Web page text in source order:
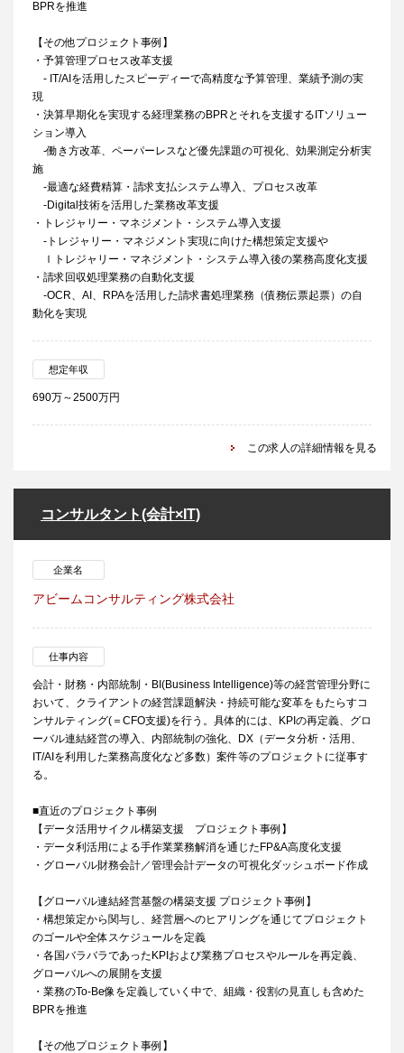
BPRを推進
【その他プロジェクト事例】
・予算管理プロセス改革支援
- IT/AIを活用したスピーディーで高精度な予算管理、業績予測の実
現
・決算早期化を実現する経理業務のBPRとそれを支援するITソリュー
ション導入
-働き方改革、ペーパーレスなど優先課題の可視化、効果測定分析実
施
-最適な経費精算・請求支払システム導入、プロセス改革
-Digital技術を活用した業務改革支援
・トレジャリー・マネジメント・システム導入支援
-トレジャリー・マネジメント実現に向けた構想策定支援や
ｌトレジャリー・マネジメント・システム導入後の業務高度化支援
・請求回収処理業務の自動化支援
-OCR、AI、RPAを活用した請求書処理業務（債務伝票起票）の自
動化を実現
想定年収
690万～2500万円
この求人の詳細情報を見る
コンサルタント(会計×IT)
企業名
アビームコンサルティング株式会社
仕事内容
会計・財務・内部統制・BI(Business Intelligence)等の経営管理分野に
おいて、クライアントの経営課題解決・持続可能な変革をもたらすコ
ンサルティング(＝CFO支援)を行う。具体的には、KPIの再定義、グロ
ーバル連結経営の導入、内部統制の強化、DX（データ分析・活用、
IT/AIを利用した業務高度化など多数）案件等のプロジェクトに従事す
る。
■直近のプロジェクト事例
【データ活用サイクル構築支援 プロジェクト事例】
・データ利活用による手作業業務解消を通じたFP&A高度化支援
・グローバル財務会計／管理会計データの可視化ダッシュボード作成
【グローバル連結経営基盤の構築支援 プロジェクト事例】
・構想策定から関与し、経営層へのヒアリングを通じてプロジェクト
のゴールや全体スケジュールを定義
・各国バラバラであったKPIおよび業務プロセスやルールを再定義、
グローバルへの展開を支援
・業務のTo-Be像を定義していく中で、組織・役割の見直しも含めた
BPRを推進
【その他プロジェクト事例】